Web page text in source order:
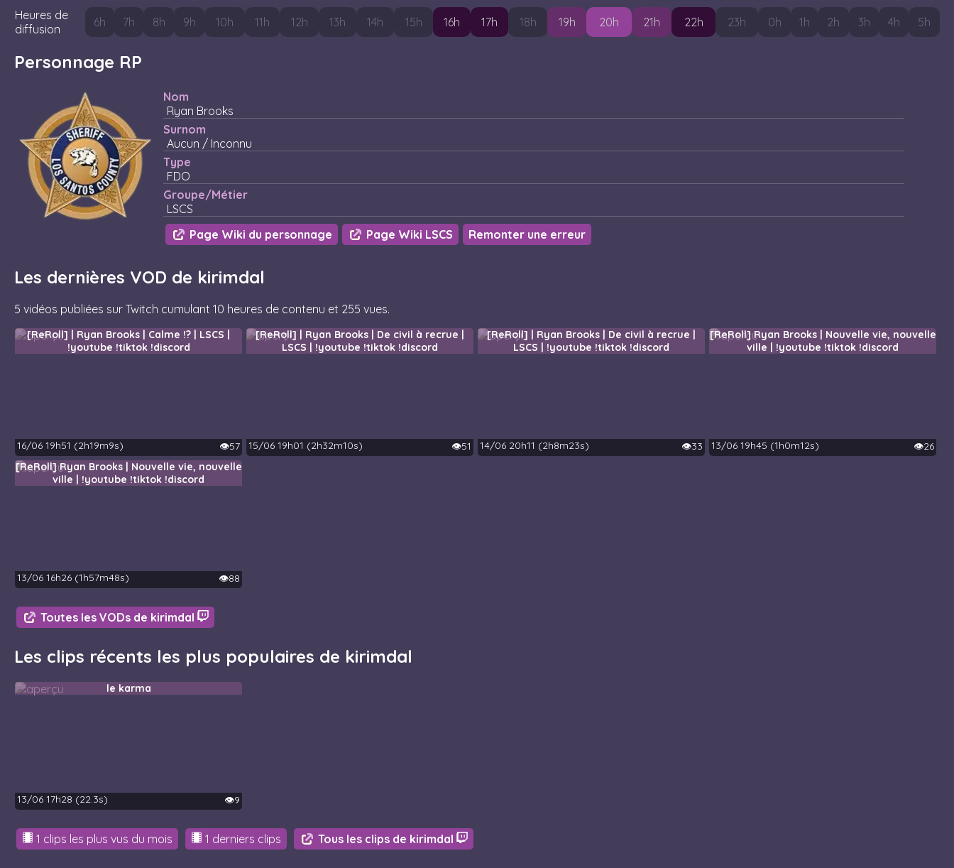
Heures de
diffusion
6h 7h 8h 9h 10h 11h 12h 13h 14h 15h 16h 17h 18h 19h 20h 21h 22h 23h 0h 1h 2h 3h 4h 5h
Personnage RP
Nom
Ryan Brooks
Surnom
Aucun / Inconnu
Type
FDO
Groupe/Métier
LSCS
Page Wiki du personnage
Page Wiki LSCS Remonter une erreur
Les dernières VOD de kirimdal
5 vidéos publiées sur Twitch cumulant 10 heures de contenu et 255 vues.
[ReRoll] | Ryan Brooks | Calme !? | LSCS |
!youtube !tiktok !discord
16/06 19h51 (2h19m9s) 👁️57
[ReRoll] | Ryan Brooks | De civil à recrue |
LSCS | !youtube !tiktok !discord
15/06 19h01 (2h32m10s) 👁️51
[ReRoll] | Ryan Brooks | De civil à recrue |
LSCS | !youtube !tiktok !discord
14/06 20h11 (2h8m23s) 👁️33
[ReRoll] Ryan Brooks | Nouvelle vie, nouvelle
ville | !youtube !tiktok !discord
13/06 19h45 (1h0m12s)
👁️26
[ReRoll] Ryan Brooks | Nouvelle vie, nouvelle
ville | !youtube !tiktok !discord
13/06 16h26 (1h57m48s) 👁️88
Toutes les VODs de kirimdal
Les clips récents les plus populaires de kirimdal
le karma
13/06 17h28 (22.3s) 👁️9
1 clips les plus vus du mois 1 derniers clips Tous les clips de kirimdal